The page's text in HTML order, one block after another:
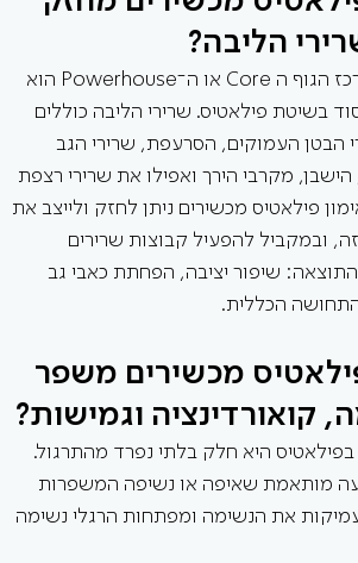
הליבה?
חיזוק מרכז הגוף ה Core או ה־Powerhouse הוא
בשיטת פילאטיס. שרירי הליבה כוללים
הבטן העמוקים, הסרעפת, שרירי הגב
מקרבי הירך ואפילו את שרירי רצפת
פילאטיס מכשירים ניתן לחזק ולייצב את
ובמקביל להפעיל קבוצות שרירים
התוצאה: שיפור יציבה, הפחתת כאבי גב
הכללית.
מכשירים משפר
קואורדינציה וגמישות?
היא חלק בלתי נפרד מהתרגול.
מותאמת שאיפה או נשיפה המשפרות
את הנשימה ומפתחות הרגלי נשימה